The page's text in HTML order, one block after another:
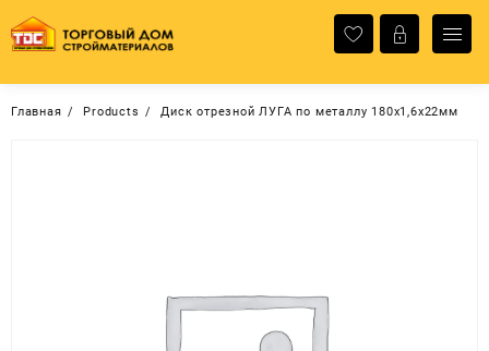
содержимому
Главная Products Диск отрезной ЛУГА по металлу 180х1,6х22мм